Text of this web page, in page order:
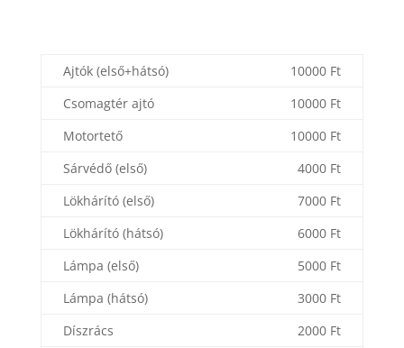
Ajtók (első+hátsó)
10000 Ft
Csomagtér ajtó
10000 Ft
Motortető
10000 Ft
Sárvédő (első)
4000 Ft
Lökhárító (első)
7000 Ft
Lökhárító (hátsó)
6000 Ft
Lámpa (első)
5000 Ft
Lámpa (hátsó)
3000 Ft
Díszrács
2000 Ft